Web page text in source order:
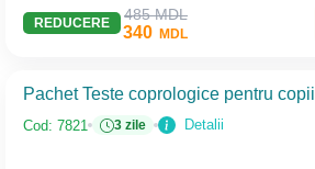
REDUCERE 485 MDL
340 MDL
Pachet Teste coprologice pentru copii
Cod: 7821 3 zile Detalii